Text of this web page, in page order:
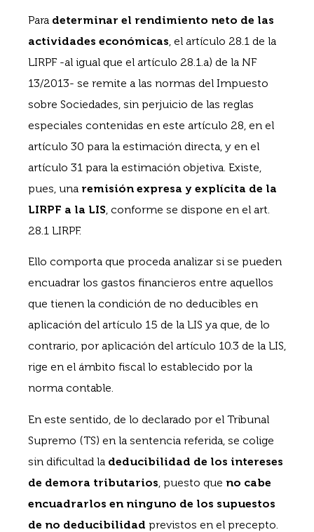
Para determinar el rendimiento neto de las
actividades económicas, el artículo 28.1 de la
LIRPF -al igual que el artículo 28.1.a) de la NF
13/2013- se remite a las normas del Impuesto
sobre Sociedades, sin perjuicio de las reglas
especiales contenidas en este artículo 28, en el
artículo 30 para la estimación directa, y en el
artículo 31 para la estimación objetiva. Existe,
pues, una remisión expresa y explícita de la
LIRPF a la LIS, conforme se dispone en el art.
28.1 LIRPF.
Ello comporta que proceda analizar si se pueden
encuadrar los gastos financieros entre aquellos
que tienen la condición de no deducibles en
aplicación del artículo 15 de la LIS ya que, de lo
contrario, por aplicación del artículo 10.3 de la LIS,
rige en el ámbito fiscal lo establecido por la
norma contable.
En este sentido, de lo declarado por el Tribunal
Supremo (TS) en la sentencia referida, se colige
sin dificultad la deducibilidad de los intereses
de demora tributarios, puesto que no cabe
encuadrarlos en ninguno de los supuestos
de no deducibilidad previstos en el precepto.